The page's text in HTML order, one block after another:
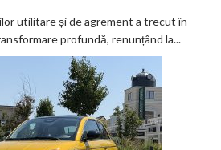
sub
lupă:
de
bătaie
japonez
învață
bunele
utilitare și de agrement a trecut în
profundă, renunțând la...